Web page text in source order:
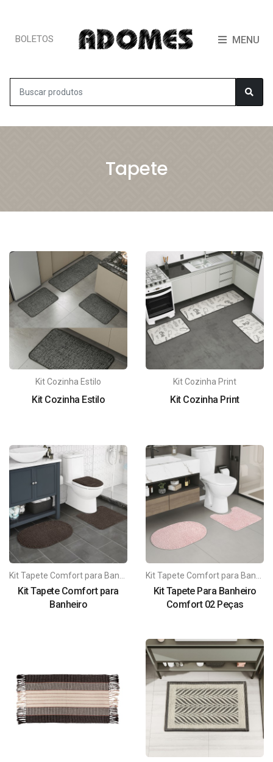
BOLETOS MENU
Tapete
Kit Cozinha Estilo
Kit Cozinha Estilo
Kit Cozinha Print
Kit Cozinha Print
Kit Tapete Comfort para
Banheiro
Kit Tapete Para Banheiro
Comfort 02 Peças